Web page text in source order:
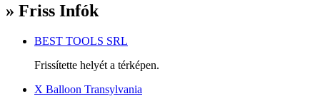
» Friss Infók
BEST TOOLS SRL
Frissítette helyét a térképen.
X Balloon Transylvania